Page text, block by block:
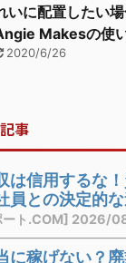
いに配置したい
Makesの使い
2020/6/26
事
は信用するな
員との決定的
ート.COM] 2026/
に稼げない？